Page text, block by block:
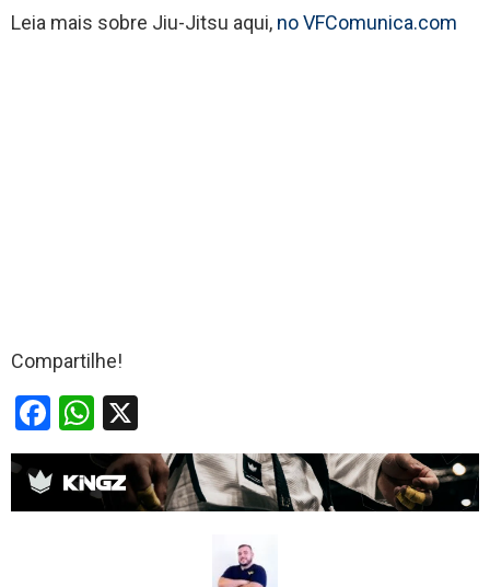
Leia mais sobre Jiu-Jitsu aqui, no VFComunica.com
Compartilhe!
F
a
ce
b
W
h
at
s